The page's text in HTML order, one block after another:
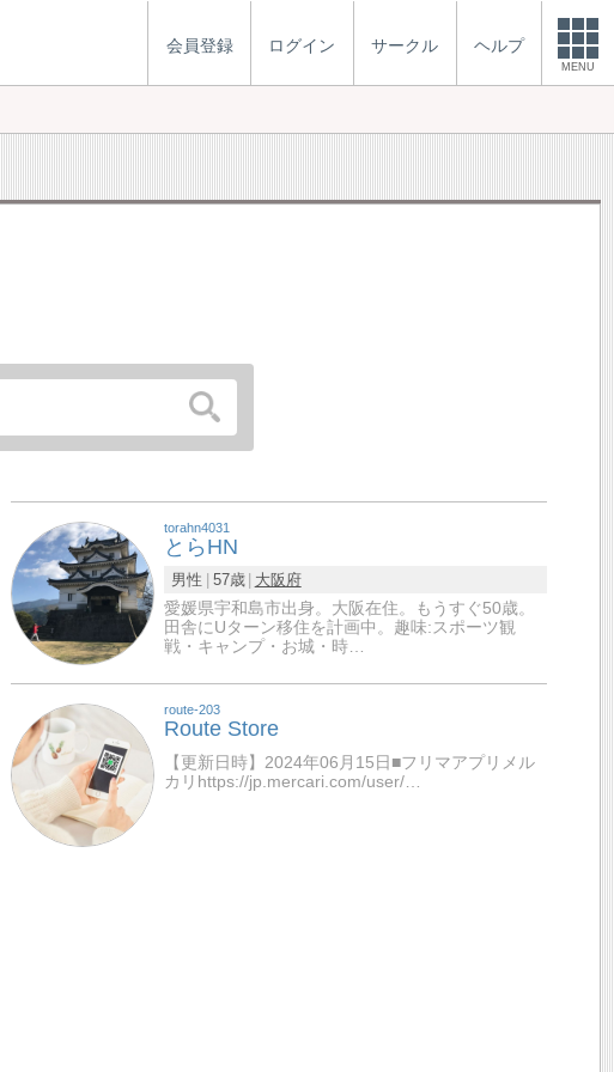
会員登録 ログイン サークル ヘルプ
MENU
torahn4031
とらHN
男性 57歳
大阪府
愛媛県宇和島市出身。大阪在住。もうすぐ50歳。
田舎にUターン移住を計画中。趣味:スポーツ観
戦・キャンプ・お城・時…
route-203
Route Store
【更新日時】2024年06月15日■フリマアプリメル
カリhttps://jp.mercari.com/user/…